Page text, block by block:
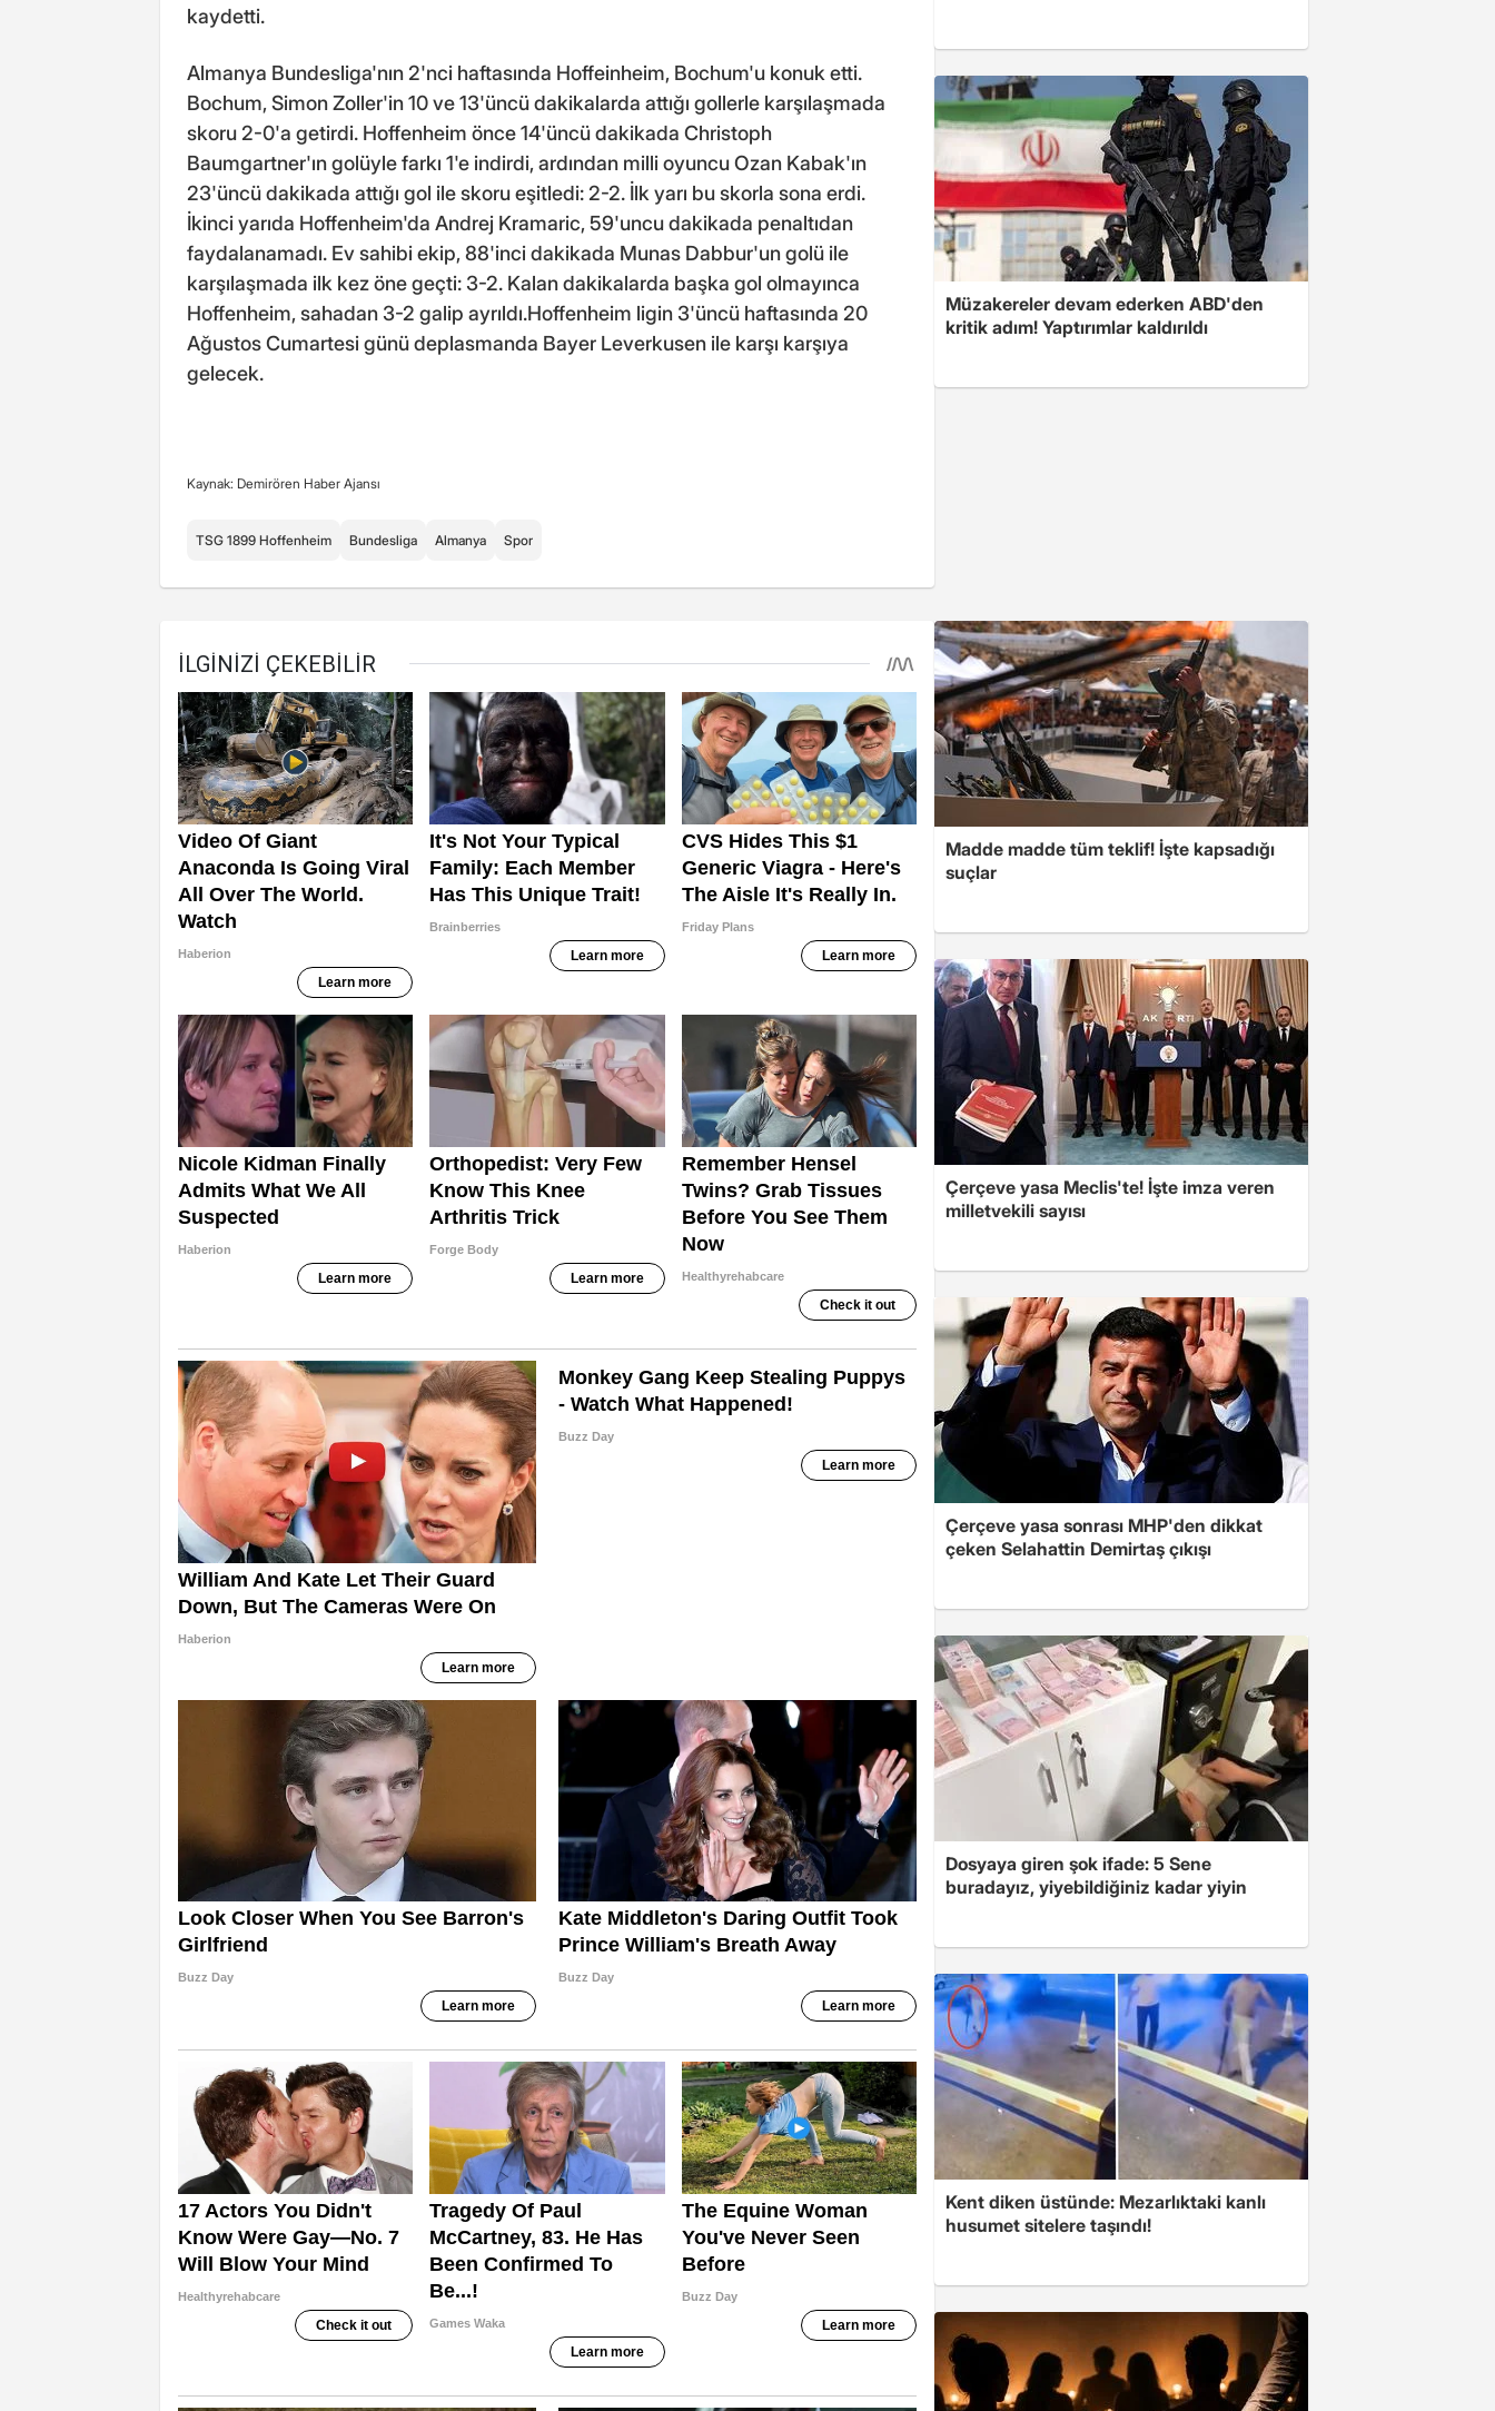
kaydetti.
Almanya Bundesliga'nın 2'nci haftasında Hoffeinheim, Bochum'u konuk etti.
Bochum, Simon Zoller'in 10 ve 13'üncü dakikalarda attığı gollerle karşılaşmada
skoru 2-0'a getirdi. Hoffenheim önce 14'üncü dakikada Christoph
Baumgartner'ın golüyle farkı 1'e indirdi, ardından milli oyuncu Ozan Kabak'ın
23'üncü dakikada attığı gol ile skoru eşitledi: 2-2. İlk yarı bu skorla sona erdi.
İkinci yarıda Hoffenheim'da Andrej Kramaric, 59'uncu dakikada penaltıdan
faydalanamadı. Ev sahibi ekip, 88'inci dakikada Munas Dabbur'un golü ile
karşılaşmada ilk kez öne geçti: 3-2. Kalan dakikalarda başka gol olmayınca
Hoffenheim, sahadan 3-2 galip ayrıldı.Hoffenheim ligin 3'üncü haftasında 20
Ağustos Cumartesi günü deplasmanda Bayer Leverkusen ile karşı karşıya
gelecek.
Kaynak: Demirören Haber Ajansı
TSG 1899 Hoffenheim Bundesliga Almanya Spor
Müzakereler devam ederken ABD'den
kritik adım! Yaptırımlar kaldırıldı
Madde madde tüm teklif! İşte kapsadığı
suçlar
Çerçeve yasa Meclis'te! İşte imza veren
milletvekili sayısı
Çerçeve yasa sonrası MHP'den dikkat
çeken Selahattin Demirtaş çıkışı
Dosyaya giren şok ifade: 5 Sene
buradayız, yiyebildiğiniz kadar yiyin
Kent diken üstünde: Mezarlıktaki kanlı
husumet sitelere taşındı!